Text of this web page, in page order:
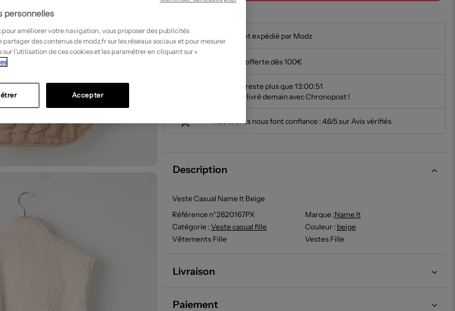
En stock et expédié par Modz
Livraison offerte dès 100€
Il ne vous reste plus que13:00:50
pour être livré demain avec Chronopost !
Nos clients nous font confiance : 4.6/5 sur Avis vérifiés
Description
Veste Casual Name It Beige
Référence n°2620167PX
Marque :Name It
Catégorie : Veste casual fille Couleur : beige
Vêtements Fille
Vestes Fille
Livraison
Paiement
personnelles
améliorer votre navigation, vous proposer des publicités
des contenus de modz.fr sur les réseaux sociaux et pour mesurer
sur l’utilisation de ces cookies et les paramétrer en cliquant sur «
Accepter